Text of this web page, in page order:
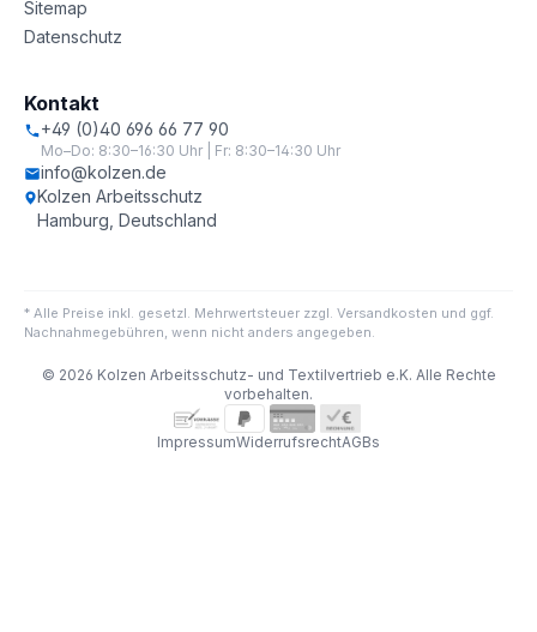
Sitemap
Datenschutz
Kontakt
+49 (0)40 696 66 77 90
Mo–Do: 8:30–16:30 Uhr | Fr: 8:30–14:30 Uhr
info@kolzen.de
Kolzen Arbeitsschutz
Hamburg, Deutschland
* Alle Preise inkl. gesetzl. Mehrwertsteuer zzgl. Versandkosten und ggf.
Nachnahmegebühren, wenn nicht anders angegeben.
© 2026 Kolzen Arbeitsschutz- und Textilvertrieb e.K. Alle Rechte
vorbehalten.
ImpressumWiderrufsrechtAGBs